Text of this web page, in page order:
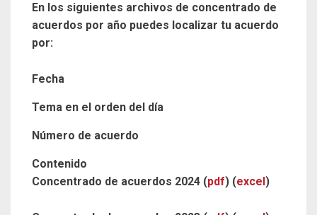
En los siguientes archivos de concentrado de
acuerdos por año puedes localizar tu acuerdo
por:
Fecha
Tema en el orden del día
Número de acuerdo
Contenido
Concentrado de acuerdos 2024 (pdf) (excel )